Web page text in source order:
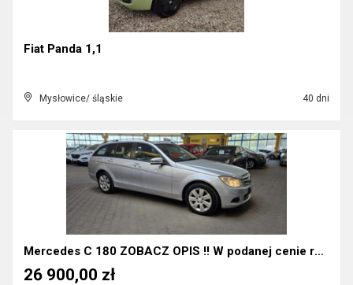
Fiat Panda 1,1
Mysłowice/ śląskie 40 dni
Mercedes C 180 ZOBACZ OPIS !! W podanej cenie rocz...
26 900,00 zł